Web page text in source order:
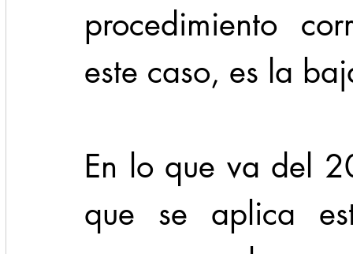
procedimiento
este caso, es la
En lo que va del
que se aplica